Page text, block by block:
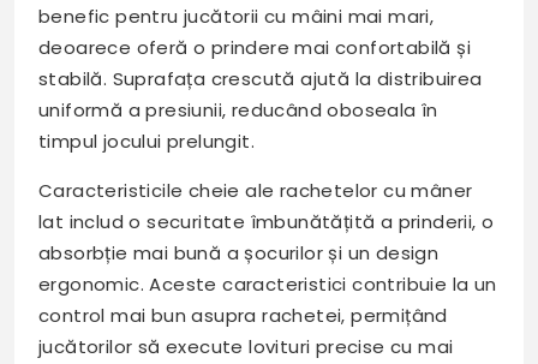
benefic pentru jucătorii cu mâini mai mari,
deoarece oferă o prindere mai confortabilă și
stabilă. Suprafața crescută ajută la distribuirea
uniformă a presiunii, reducând oboseala în
timpul jocului prelungit.
Caracteristicile cheie ale rachetelor cu mâner
lat includ o securitate îmbunătățită a prinderii, o
absorbție mai bună a șocurilor și un design
ergonomic. Aceste caracteristici contribuie la un
control mai bun asupra rachetei, permițând
jucătorilor să execute lovituri precise cu mai